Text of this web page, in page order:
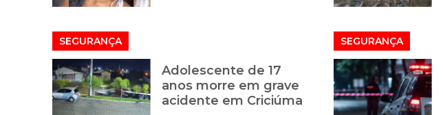
SEGURANÇA
Adolescente de 17
anos morre em grave
acidente em Criciúma
SEGURANÇA